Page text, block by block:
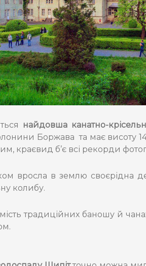
найдовша канатно-
Боржава та має висоту
краєвид б’є всі рекорди
вросла в землю своєрідна
колибу.
традиційних баношу й